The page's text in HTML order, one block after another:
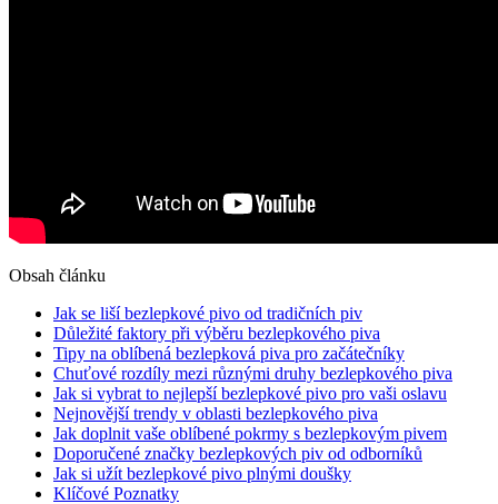
Obsah článku
Jak se liší bezlepkové pivo od tradičních piv
Důležité faktory při výběru bezlepkového piva
Tipy na oblíbená bezlepková piva pro začátečníky
Chuťové rozdíly mezi různými druhy bezlepkového piva
Jak si vybrat to nejlepší bezlepkové pivo pro vaši oslavu
Nejnovější trendy v oblasti bezlepkového piva
Jak doplnit vaše oblíbené pokrmy s bezlepkovým pivem
Doporučené značky bezlepkových piv od odborníků
Jak si užít bezlepkové pivo plnými doušky
Klíčové Poznatky